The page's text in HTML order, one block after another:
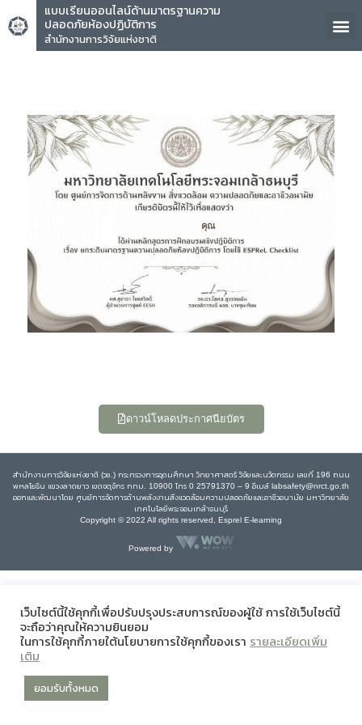
แบบเรียนออนไลน์ด้านมาตรฐานความ
ปลอดภัยห้องปฏิบัติการ
สำนักงานการวิจัยแห่งชาติ
คุณ
ดาวน์โหลดประกาศนียบัตร
สำนักงานการวิจัยแห่งชาติ (วช.) กระทรวงการอุดมศึกษา วิทยาศาสตร์ วิจัยและนวัตกรรม เลขที่ 196 ถนน
พหลโยธิน แขวงลาดยาว เขตจตุจักร กทม. 10900 โทร 0 25791370 – 9 อีเมล์ labsafety@nrct.go.th
ออกและพัฒนาโดย ศูนย์การจัดการด้านพลังงานสิ่งแวดล้อมความปลอดภัยและอาชีวอนามัย มหาวิทยาลัย
เทคโนโลยีพระจอมเกล้าธนบุรี
Copyright © 2022 All rights reserved, Esprel E-learning
Powered by
เว็บไซต์นี้ใช้คุกกี้เพื่อปรับปรุงประสบการณ์ของผู้ใช้ การใช้เว็บไซต์นี้
จะถือว่าคุณให้ความยินยอม
ในการใช้คุกกี้ภายใต้นโยบายการใช้คุกกี้ของเรา รายละเอียดเพิ่ม
เติม
ยอมรับทั้งหมด